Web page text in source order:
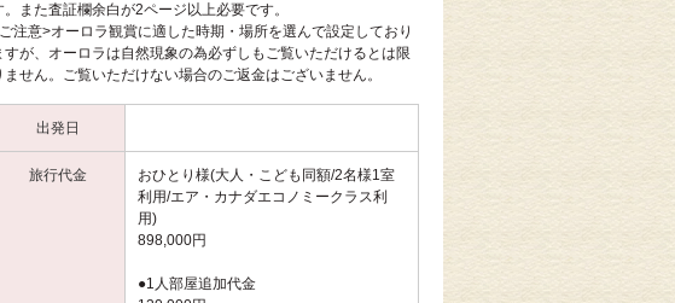
。また査証欄余白が2ページ以上必要です。
注意>オーロラ観賞に適した時期・場所を選んで設定しており
すが、オーロラは自然現象の為必ずしもご覧いただけるとは限
ません。ご覧いただけない場合のご返金はございません。
出発日
旅行代金
おひとり様(大人・こども同額/2名様1室
利用/エア・カナダエコノミークラス利
用)
898,000円
●1人部屋追加代金